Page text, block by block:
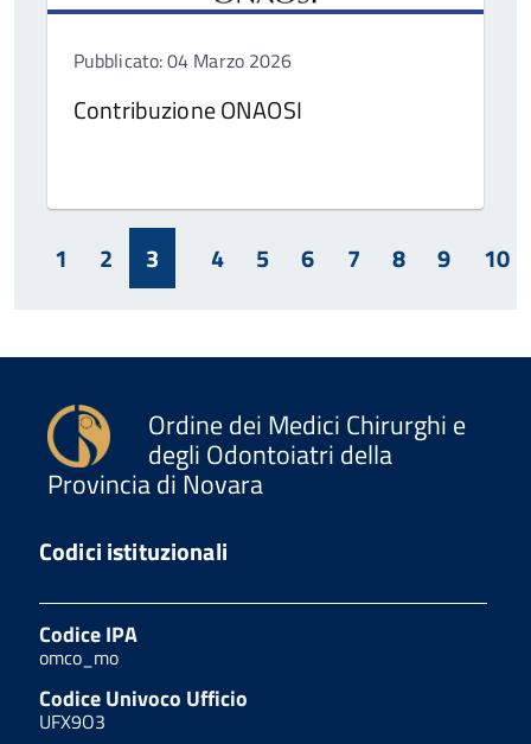
Pubblicato: 04 Marzo 2026
Contribuzione ONAOSI
1 2 3 4 5 6 7 8 9 10
Ordine dei Medici Chirurghi e
degli Odontoiatri della
Provincia di Novara
Codici istituzionali
Codice IPA
omco_mo
Codice Univoco Ufficio
UFX9O3